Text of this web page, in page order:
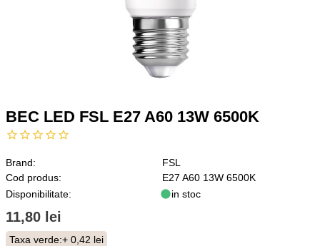
BEC LED FSL E27 A60 13W 6500K
Brand:
FSL
Cod produs:
E27 A60 13W 6500K
Disponibilitate:
in stoc
11,80 lei
Taxa verde:+ 0,42 lei